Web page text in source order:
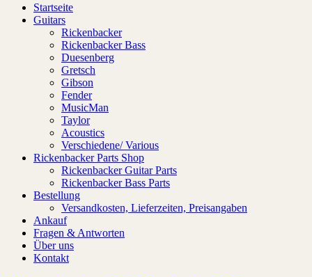
Startseite
Guitars
Rickenbacker
Rickenbacker Bass
Duesenberg
Gretsch
Gibson
Fender
MusicMan
Taylor
Acoustics
Verschiedene/ Various
Rickenbacker Parts Shop
Rickenbacker Guitar Parts
Rickenbacker Bass Parts
Bestellung
Versandkosten, Lieferzeiten, Preisangaben
Ankauf
Fragen & Antworten
Über uns
Kontakt